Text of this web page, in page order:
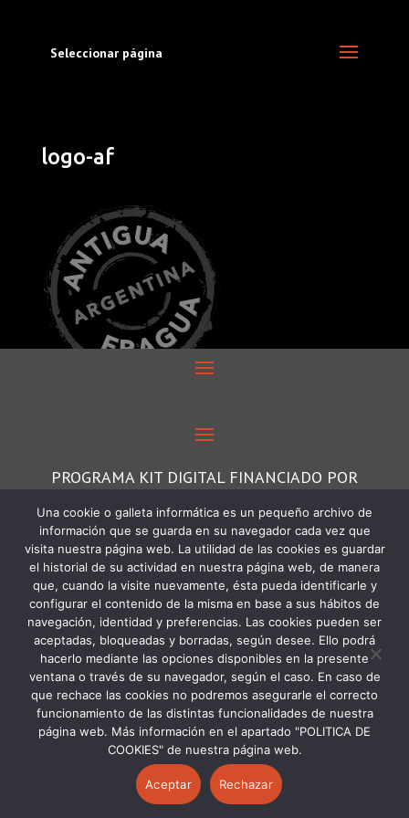
Seleccionar página
logo-af
PROGRAMA KIT DIGITAL FINANCIADO POR
LOS FONDOS NEXT GENERATION DEL
MECANISMO DE RECUPERACIÓN Y
RESILIENCIA
Una cookie o galleta informática es un pequeño archivo de
información que se guarda en su navegador cada vez que
visita nuestra página web. La utilidad de las cookies es guardar
el historial de su actividad en nuestra página web, de manera
que, cuando la visite nuevamente, ésta pueda identificarle y
configurar el contenido de la misma en base a sus hábitos de
navegación, identidad y preferencias. Las cookies pueden ser
aceptadas, bloqueadas y borradas, según desee. Ello podrá
hacerlo mediante las opciones disponibles en la presente
ventana o través de su navegador, según el caso. En caso de
que rechace las cookies no podremos asegurarle el correcto
funcionamiento de las distintas funcionalidades de nuestra
página web. Más información en el apartado "POLITICA DE
COOKIES" de nuestra página web.
Aceptar Rechazar